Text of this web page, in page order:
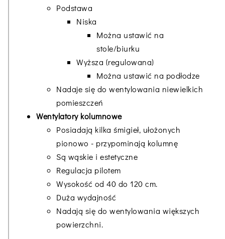
Podstawa
Niska
Można ustawić na
stole/biurku
Wyższa (regulowana)
Można ustawić na podłodze
Nadaje się do wentylowania niewielkich
pomieszczeń
Wentylatory kolumnowe
Posiadają kilka śmigieł, ułożonych
pionowo - przypominają kolumnę
Są wąskie i estetyczne
Regulacja pilotem
Wysokość od 40 do 120 cm.
Duża wydajność
Nadają się do wentylowania większych
powierzchni.